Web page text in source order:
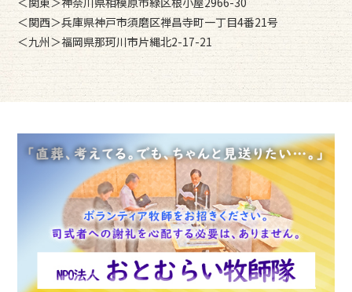
＜関西＞兵庫県神戸市須磨区禅昌寺町一丁目4番21号
＜九州＞福岡県那珂川市片縄北2-17-21